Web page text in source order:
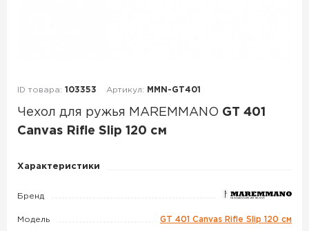
ID товара: 103353 Артикул: MMN-GT401
Чехол для ружья MAREMMANO GT 401
Canvas Rifle Slip 120 см
Чехол
ружья
MAREMMANO
Характеристики
Бренд
Модель GT 401 Canvas Rifle Slip 120 см